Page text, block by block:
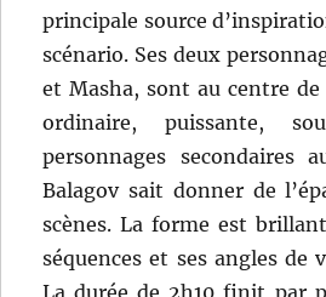
principale source
scénario. Ses deux
et Masha, sont au centre
ordinaire, puissante,
personnages secondaires
Balagov sait donner de
scènes. La forme est
séquences et ses angles de
La durée de 2h10 finit par